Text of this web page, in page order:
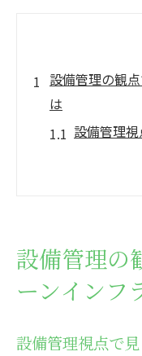
設備管理の観
は
設備管理
設備管理
は
設備管理業
グリーンイン
設備管理の
ーンインフ
設備管理視点で